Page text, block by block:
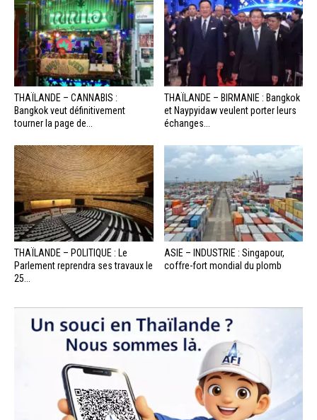
THAÏLANDE – CANNABIS :
Bangkok veut définitivement
tourner la page de...
THAÏLANDE – BIRMANIE : Bangkok
et Naypyidaw veulent porter leurs
échanges...
THAÏLANDE – POLITIQUE : Le
Parlement reprendra ses travaux le
25...
ASIE – INDUSTRIE : Singapour,
coffre-fort mondial du plomb